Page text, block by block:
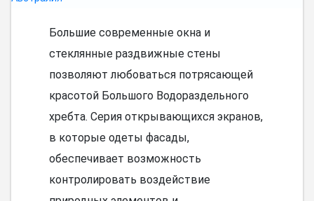
Большие современные окна и
стеклянные раздвижные стены
позволяют любоваться потрясающей
красотой Большого Водораздельного
хребта. Серия открывающихся экранов,
в которые одеты фасады,
обеспечивает возможность
контролировать воздействие